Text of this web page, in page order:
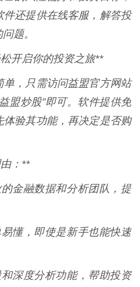
还提供在线客服，解答投
题。
开启你的投资之旅**
单，只需访问益盟官方网站
盟炒股”即可。软件提供免
验其功能，再决定是否购
：**
金融数据和分析团队，提
懂，即使是新手也能快速
深度分析功能，帮助投资